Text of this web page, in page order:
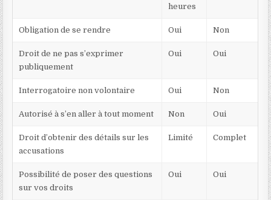
heures
Obligation de se rendre Oui Non
Droit de ne pas s’exprimer
publiquement
Oui Oui
Interrogatoire non volontaire Oui Non
Autorisé à s’en aller à tout moment Non Oui
Droit d’obtenir des détails sur les
accusations
Limité Complet
Possibilité de poser des questions
sur vos droits
Oui Oui